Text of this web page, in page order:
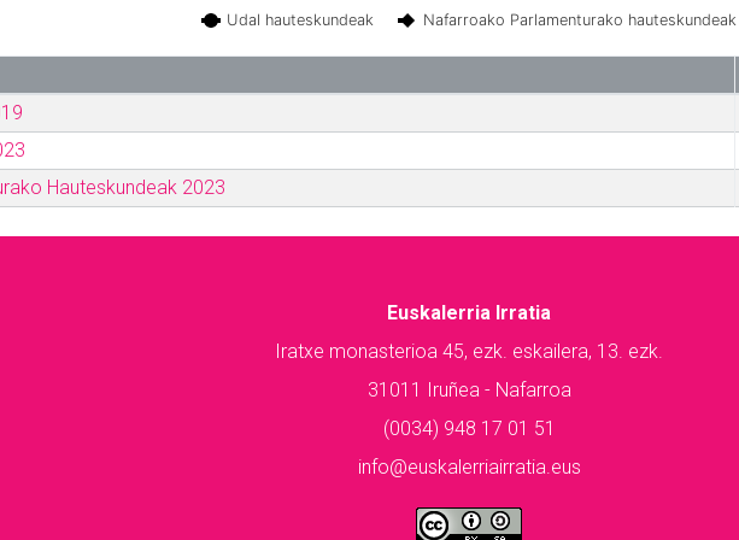
Udal hauteskundeak Nafarroako Parlamenturako hauteskundeak
Hauteskundeak 2023
Euskalerria Irratia
Iratxe monasterioa 45, ezk. eskailera, 13. ezk.
31011 Iruñea - Nafarroa
(0034) 948 17 01 51
info@euskalerriairratia.eus